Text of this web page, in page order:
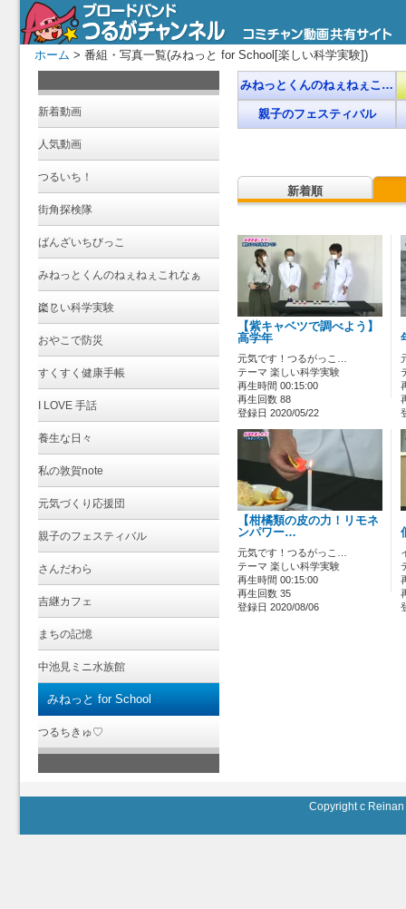
ホーム > 番組・写真一覧(みねっと for School[楽しい科学実験])
新着動画
人気動画
つるいち！
街角探検隊
ばんざいちびっこ
みねっとくんのねぇねぇこれなぁ
に？
楽しい科学実験
おやこで防災
すくすく健康手帳
I LOVE 手話
養生な日々
私の敦賀note
元気づくり応援団
親子のフェスティバル
さんだわら
吉継カフェ
まちの記憶
中池見ミニ水族館
みねっと for School
つるちきゅ♡
みねっとくんのねぇねぇこ…
親子のフェスティバル
新着順
【紫キャベツで調べよう】
高学年
元気です！つるがっこ…
テーマ 楽しい科学実験
再生時間 00:15:00
再生回数 88
登録日 2020/05/22
【柑橘類の皮の力！リモネ
ンパワー…
元気です！つるがっこ…
テーマ 楽しい科学実験
再生時間 00:15:00
再生回数 35
登録日 2020/08/06
Copyright c